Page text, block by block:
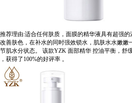
推荐理由:适合任何肤质，面膜的精华液具有超强
改善肤色，在补水的同时强效锁水，肌肤水水嫩嫩
节肌水分状态。
该款YZK 面部精华 控油平衡，舒
，获得了100%的好评率 。